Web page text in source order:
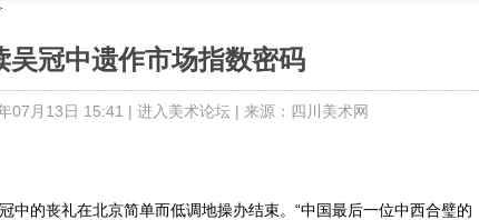
吴冠中遗作市场指数密码
07月13日 15:41 | 进入美术论坛| 来源：四川美术网
的丧礼在北京简单而低调地操办结束。“中国最后一位中西合璧的